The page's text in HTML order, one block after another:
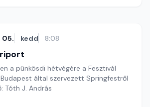
05. kedd 8:08
a pünkösdi hétvégére a Fesztivál
által szervezett Springfestről
Tóth J. András